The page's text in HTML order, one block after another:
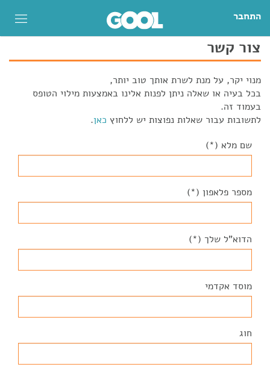
התחבר
צור קשר
מנוי יקר, על מנת לשרת אותך טוב יותר,
בכל בעיה או שאלה ניתן לפנות אלינו באמצעות מילוי הטופס
בעמוד זה.
לתשובות עבור שאלות נפוצות יש ללחוץ כאן.
שם מלא (*)
מספר פלאפון (*)
הדוא"ל שלך (*)
מוסד אקדמי
חוג